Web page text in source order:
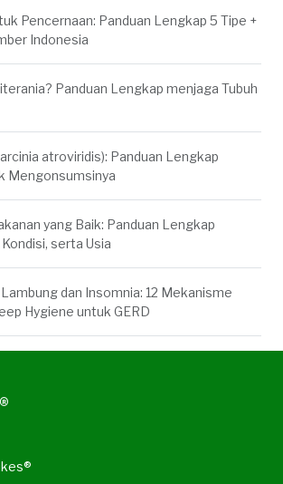
Pencernaan: Panduan Lengkap 5 Tipe +
Indonesia
Panduan Lengkap menjaga Tubuh
atroviridis): Panduan Lengkap
Mengonsumsinya
yang Baik: Panduan Lengkap
serta Usia
dan Insomnia: 12 Mekanisme
Hygiene untuk GERD